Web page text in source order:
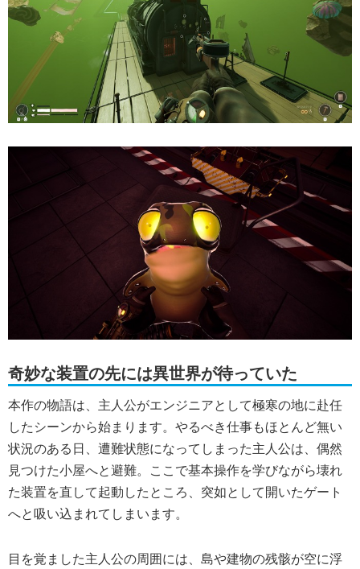
奇妙な装置の先には異世界が待っていた
本作の物語は、主人公がエンジニアとして極寒の地に赴任
したシーンから始まります。やるべき仕事もほとんど無い
状況のある日、遭難状態になってしまった主人公は、偶然
見つけた小屋へと避難。ここで基本操作を学びながら壊れ
た装置を直して起動したところ、突如として開いたゲート
へと吸い込まれてしまいます。
目を覚ました主人公の周囲には、島や建物の残骸が空に浮